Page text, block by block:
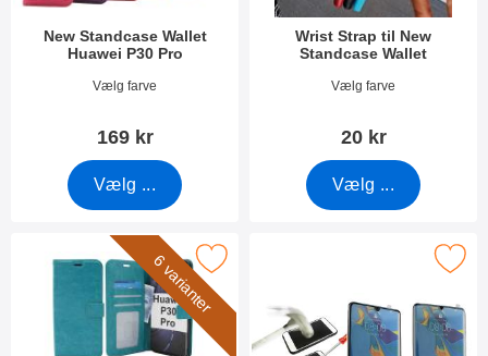
New Standcase Wallet
Huawei P30 Pro
Varenr 30765Vælg farve
169 kr
Vælg ...
Wrist Strap til New
Standcase Wallet
Varenr 40789Vælg farve
20 kr
Vælg ...
6 varianter
crazy Horse Wallet Huawei P30 Pro (VOG-L29) som favorit
Marker full Frame Glasbeskyttelse